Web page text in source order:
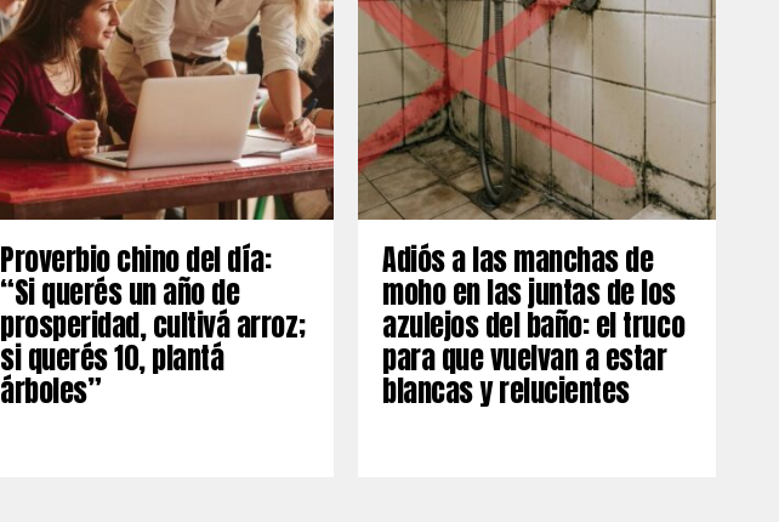
Proverbio chino del día:
“Si querés un año de
prosperidad, cultivá arroz;
si querés 10, plantá
árboles”
Adiós a las manchas de
moho en las juntas de los
azulejos del baño: el truco
para que vuelvan a estar
blancas y relucientes